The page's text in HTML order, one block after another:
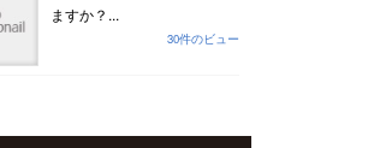
ますか？...
30件のビュー